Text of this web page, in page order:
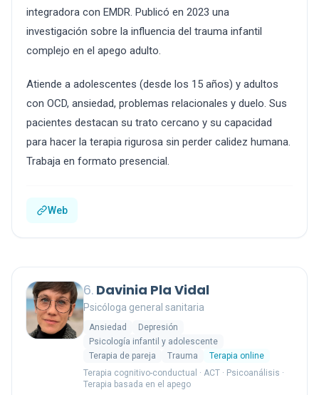
integradora con EMDR. Publicó en 2023 una
investigación sobre la influencia del trauma infantil
complejo en el apego adulto.
Atiende a adolescentes (desde los 15 años) y adultos
con OCD, ansiedad, problemas relacionales y duelo. Sus
pacientes destacan su trato cercano y su capacidad
para hacer la terapia rigurosa sin perder calidez humana.
Trabaja en formato presencial.
Web
6. Davinia Pla Vidal
Psicóloga general sanitaria
Ansiedad
Depresión
Psicología infantil y adolescente
Terapia de pareja
Trauma
Terapia online
Terapia cognitivo-conductual · ACT · Psicoanálisis ·
Terapia basada en el apego